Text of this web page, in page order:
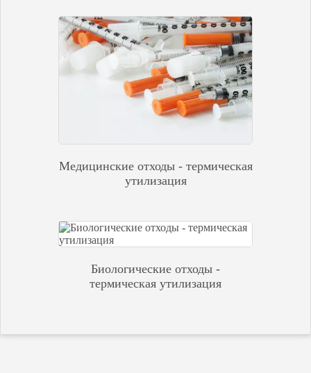
Медицинские отходы - термическая
утилизация
Биологические отходы -
термическая утилизация